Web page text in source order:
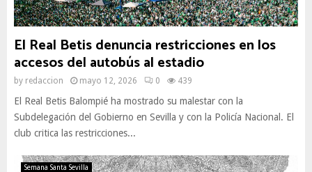
El Real Betis denuncia restricciones en los
accesos del autobús al estadio
by redaccion mayo 12, 2026 0 439
El Real Betis Balompié ha mostrado su malestar con la
Subdelegación del Gobierno en Sevilla y con la Policía Nacional. El
club critica las restricciones...
Semana Santa Sevilla